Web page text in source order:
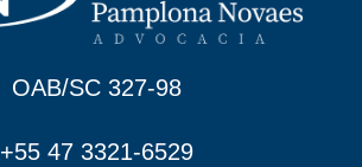
OAB/SC 327-98
+55 47 3321-6529